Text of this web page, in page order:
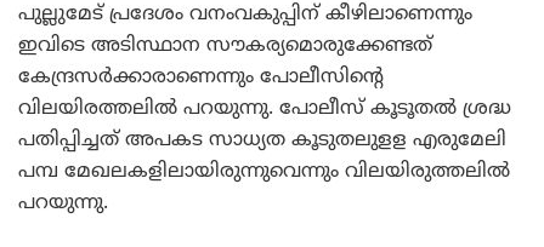
പുല്ലുമേട്‌ പ്രദേശം വനംവകുപ്പിന്‌ കീഴിലാണെന്നും
ഇവിടെ അടിസ്ഥാന സൗകര്യമൊരുക്കേണ്ടത്‌
കേന്ദ്രസര്‍ക്കാരാണെന്നും പോലീസിന്റെ
വിലയിരത്തലില്‍ പറയുന്നു. പോലീസ്‌ കൂടൂതല്‍ ശ്രദ്ധ
പതിപ്പിച്ചത്‌ അപകട സാധ്യത കൂടുതലുളള എരുമേലി
പമ്പ മേഖലകളിലായിരുന്നുവെന്നും വിലയിരുത്തലില്‍
പറയുന്നു.